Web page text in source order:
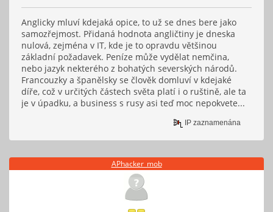
Anglicky mluví kdejaká opice, to už se dnes bere jako
samozřejmost. Přidaná hodnota angličtiny je dneska
nulová, zejména v IT, kde je to opravdu většinou
základní požadavek. Peníze může vydělat nemčina,
nebo jazyk nekterého z bohatých severských národů.
Francouzky a španělsky se člověk domluví v kdejaké
díře, což v určitých částech světa platí i o ruštině, ale ta
je v úpadku, a business s rusy asi teď moc nepokvete...
IP zaznamenána
APhacker_mob